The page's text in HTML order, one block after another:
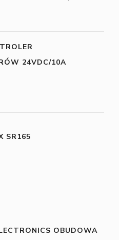
24VDC/10A
SR165
OBUDOWA